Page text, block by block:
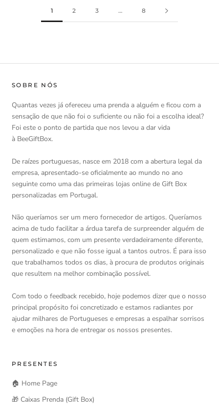
1 2 3 … 8
SOBRE NÓS
Quantas vezes já ofereceu uma prenda a alguém e ficou com a
sensação de que não foi o suficiente ou não foi a escolha ideal?
Foi este o ponto de partida que nos levou a dar vida
à BeeGiftBox.
De raízes portuguesas, nasce em 2018 com a abertura legal da
empresa, apresentado-se oficialmente ao mundo no ano
seguinte como uma das primeiras lojas online de Gift Box
personalizadas em Portugal.
Não queríamos ser um mero fornecedor de artigos. Queríamos
acima de tudo facilitar a árdua tarefa de surpreender alguém de
quem estimamos, com um presente verdadeiramente diferente,
personalizado e que não fosse igual a tantos outros. É para isso
que trabalhamos todos os dias, à procura de produtos originais
que resultem na melhor combinação possível.
Com todo o feedback recebido, hoje podemos dizer que o nosso
principal propósito foi concretizado e estamos radiantes por
ajudar milhares de Portugueses e empresas a espalhar sorrisos
e emoções na hora de entregar os nossos presentes.
PRESENTES
🏠 Home Page
🎁 Caixas Prenda (Gift Box)